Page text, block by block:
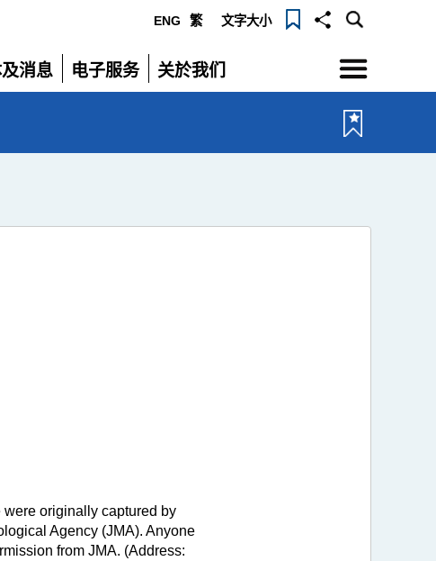
ENG 繁 文字大小
消息
电子服务
展
关於我们
展
选
单
originally captured by
Agency (JMA). Anyone
from JMA. (Address: